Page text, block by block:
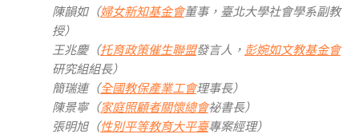
陳韻如（婦女新知基金會董事，臺北大學社會學系副教
授）
王兆慶（托育政策催生聯盟發言人， 彭婉如文教基金會
研究組組長）
簡瑞連（全國教保產業工會理事長）
陳景寧（家庭照顧者關懷總會祕書長）
張明旭（性別平等教育大平臺專案經理）